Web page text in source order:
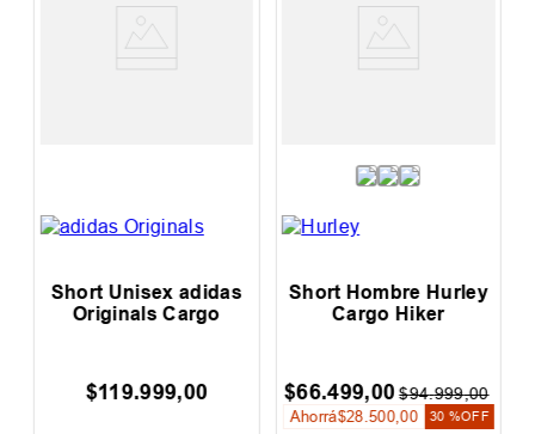
Short Unisex adidas
Originals Cargo
$119.999,00
Short Hombre Hurley
Cargo Hiker
$66.499,00 $94.999,00
Ahorrá$28 500,00 30 %OFF